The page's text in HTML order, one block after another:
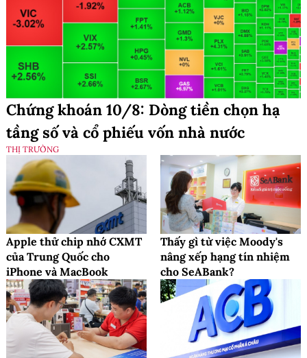
Chứng khoán 10/8: Dòng tiền chọn hạ
tầng số và cổ phiếu vốn nhà nước
THỊ TRƯỜNG
Apple thử chip nhớ CXMT
của Trung Quốc cho
iPhone và MacBook
Thấy gì từ việc Moody's
nâng xếp hạng tín nhiệm
cho SeABank?